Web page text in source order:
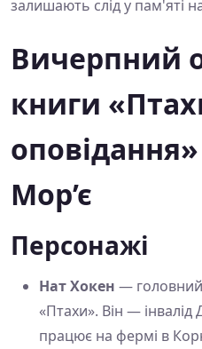
залишають слід у пам'яті
Вичерпний
книги
Мор’є
Персонажі
Нат Хокен —
«Птахи». Він — інвалід
працює на фермі в